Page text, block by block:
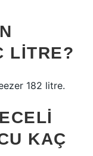
LITRE?
182 litre.
KAÇ